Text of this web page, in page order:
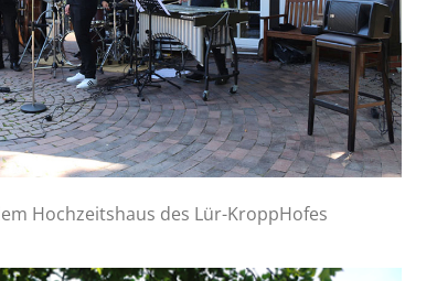
Hochzeitshaus des Lür-KroppHofes